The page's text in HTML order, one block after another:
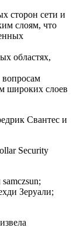
сторон сети и
слоям, что
областях,
широких слоев
Свантес и
Security
Зеруали;